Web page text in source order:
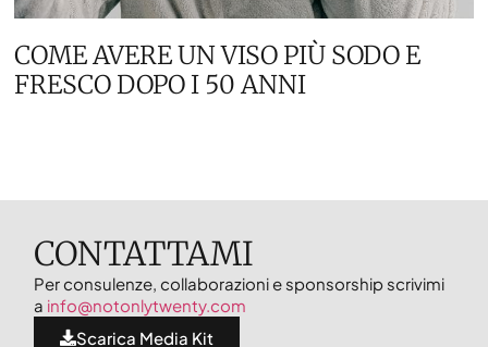
COME AVERE UN VISO PIÙ SODO E
FRESCO DOPO I 50 ANNI
CONTATTAMI
Per consulenze, collaborazioni e sponsorship scrivimi
a info@notonlytwenty.com
Scarica Media Kit